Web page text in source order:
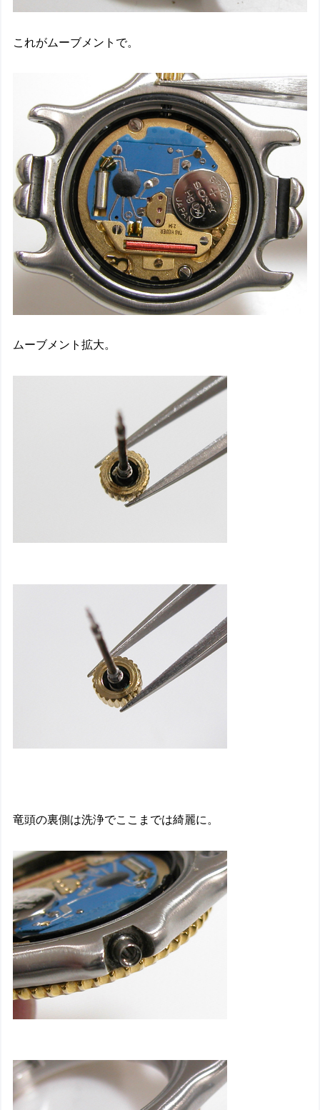
これがムーブメントで。
ムーブメント拡大。
竜頭の裏側は洗浄でここまでは綺麗に。